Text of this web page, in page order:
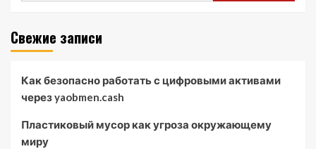
Свежие записи
Как безопасно работать с цифровыми активами
через yaobmen.cash
Пластиковый мусор как угроза окружающему
миру